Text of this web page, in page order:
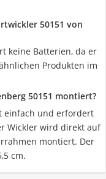
50151 von
keine Batterien, da er
Produkten im
50151 montiert?
einfach und erfordert
Wickler wird direkt auf
montiert. Der
cm.